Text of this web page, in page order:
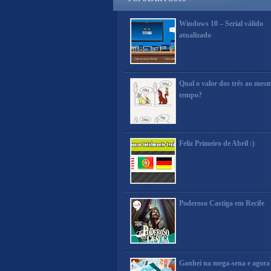
Windows 10 – Serial válido
atualizado
Qual o valor dos três ao
tempo?
Feliz Primeiro de Abril :)
Poderoso Castiga em Recife
Ganhei na mega-sena e